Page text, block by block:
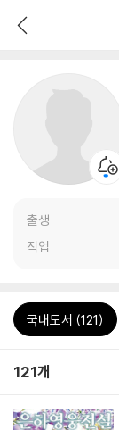
출생
직업
국내도서 (121)
121개